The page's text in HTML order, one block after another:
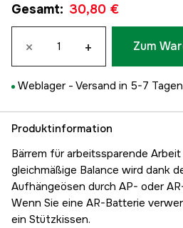
Gesamt: 30,80 €
× + Zum
Weblager - Versand in 5-7
Produktinformation
Bärrem für arbeitssparende Arbeit
gleichmäßige Balance wird dank
Aufhängeösen durch AP- oder
Wenn Sie eine AR-Batterie
ein Stützkissen.